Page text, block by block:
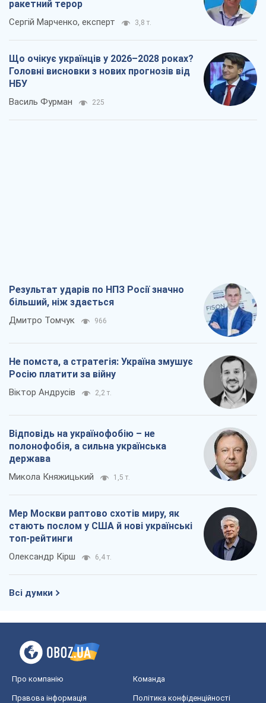
ракетний терор
Сергій Марченко, експерт 3,8 т.
Що очікує українців у 2026–2028 роках?
Головні висновки з нових прогнозів від
НБУ
Василь Фурман 225
Результат ударів по НПЗ Росії значно
більший, ніж здається
Дмитро Томчук 966
Не помста, а стратегія: Україна змушує
Росію платити за війну
Віктор Андрусів 2,2 т.
Відповідь на українофобію – не
полонофобія, а сильна українська
держава
Микола Княжицький 1,5 т.
Мер Москви раптово схотів миру, як
стають послом у США й нові українські
топ-рейтинги
Олександр Кірш 6,4 т.
Всі думки
Про компанію Команда
Правова інформація Політика конфіденційності